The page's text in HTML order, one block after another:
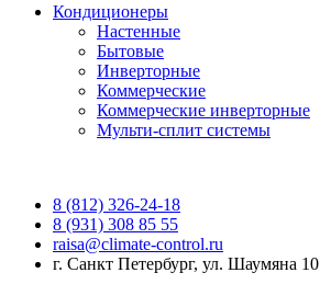
Кондиционеры
Настенные
Бытовые
Инверторные
Коммерческие
Коммерческие инверторные
Мульти-сплит системы
8 (812) 326-24-18
8 (931) 308 85 55
raisa@climate-control.ru
г. Санкт Петербург, ул. Шаумяна 10